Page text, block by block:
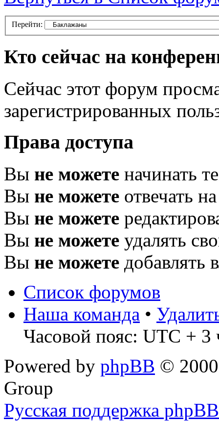
Перейти:
Кто сейчас на
Сейчас этот форум
зарегистрированных
Права доступа
Вы не можете начинать
Вы не можете отвечать
Вы не можете
Вы не можете удалять
Вы не можете добавлять
Список форумов
Наша команда •
Часовой пояс: UTC + 3
Powered by phpBB ©
Group
Русская поддержка phpBB